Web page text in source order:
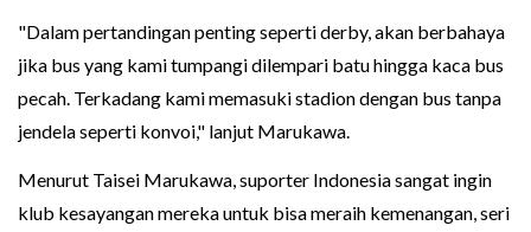
"Dalam pertandingan penting seperti derby, akan berbahaya
jika bus yang kami tumpangi dilempari batu hingga kaca bus
pecah. Terkadang kami memasuki stadion dengan bus tanpa
jendela seperti konvoi," lanjut Marukawa.
Menurut Taisei Marukawa, suporter Indonesia sangat ingin
klub kesayangan mereka untuk bisa meraih kemenangan, seri